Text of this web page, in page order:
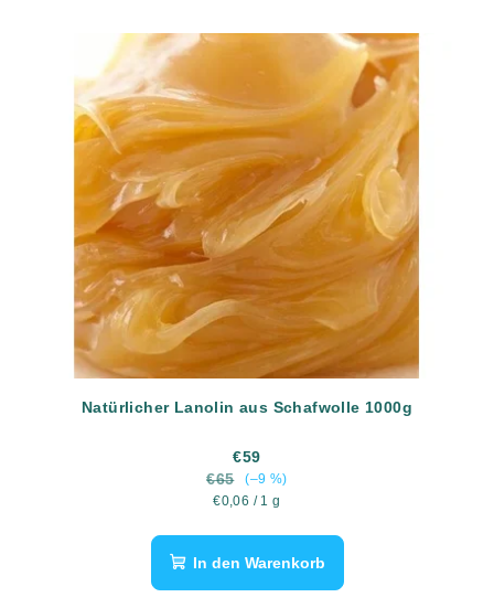
Natürlicher Lanolin aus Schafwolle 1000g
€59
€65
(–9 %)
Verkaufspreis:
€0,06 / 1 g
In den Warenkorb